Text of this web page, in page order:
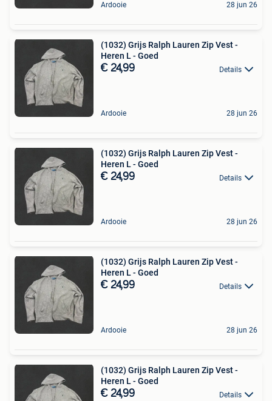
Ardooie 28 jun 26
(1032) Grijs Ralph Lauren Zip Vest -
Heren L - Goed
€ 24,99 Details
Ardooie 28 jun 26
(1032) Grijs Ralph Lauren Zip Vest -
Heren L - Goed
€ 24,99 Details
Ardooie 28 jun 26
(1032) Grijs Ralph Lauren Zip Vest -
Heren L - Goed
€ 24,99 Details
Ardooie 28 jun 26
(1032) Grijs Ralph Lauren Zip Vest -
Heren L - Goed
€ 24,99 Details